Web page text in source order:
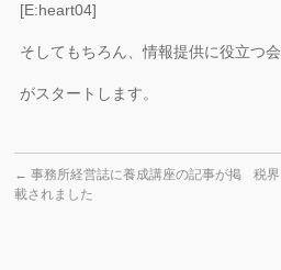
[E:heart04]
そしてもちろん、情報提供に役立つ
がスタートします。
← 事務所経営誌に養成講座の記事が掲
載されました
税